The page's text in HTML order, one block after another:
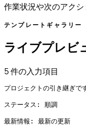
作業状況や次のアク
テンプレートギャラリー
ライブプレビ
5 件の入力項目
プロジェクトの引き継ぎ
ステータス: 順調
最新情報: 最新の更新